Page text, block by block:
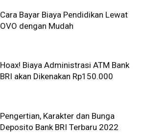
Cara Bayar Biaya Pendidikan Lewat
OVO dengan Mudah
Hoax! Biaya Administrasi ATM Bank
BRI akan Dikenakan Rp150.000
Pengertian, Karakter dan Bunga
Deposito Bank BRI Terbaru 2022